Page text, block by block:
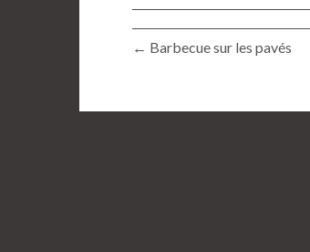
← Barbecue sur les pavés